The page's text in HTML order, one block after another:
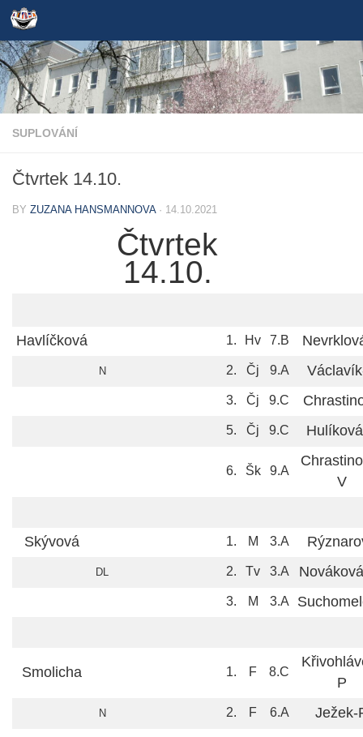
Skip to content
SUPLOVÁNÍ
Čtvrtek 14.10.
BY ZUZANA HANSMANNOVA · 14.10.2021
Čtvrtek
14.10.
Havlíčková 1. Hv 7.B
N 2. Čj 9.A
3. Čj 9.C
5. Čj 9.C
6. Šk 9.A
V
Skývová 1. M 3.A
DL 2. Tv 3.A
3. M 3.A
Smolicha 1. F 8.C
P
N 2. F 6.A Ježek-